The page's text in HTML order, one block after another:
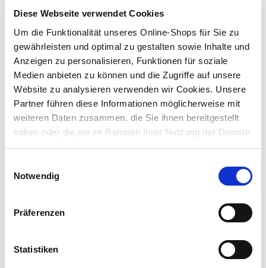
Diese Webseite verwendet Cookies
Um die Funktionalität unseres Online-Shops für Sie zu
gewährleisten und optimal zu gestalten sowie Inhalte und
Anzeigen zu personalisieren, Funktionen für soziale
Medien anbieten zu können und die Zugriffe auf unsere
Website zu analysieren verwenden wir Cookies. Unsere
Partner führen diese Informationen möglicherweise mit
weiteren Daten zusammen, die Sie ihnen bereitgestellt
haben oder die sie im Rahmen Ihrer Nutzung der Dienste
gesammelt haben.
Notwendig
Präferenzen
Statistiken
In den Warenkorb
Merken
5,49 €